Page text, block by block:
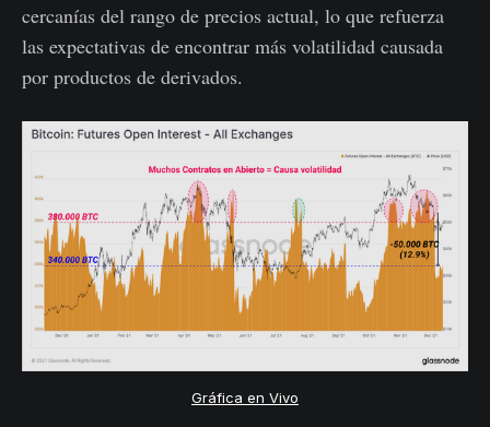
cercanías del rango de precios actual, lo que refuerza
las expectativas de encontrar más volatilidad causada
por productos de derivados.
Gráfica en Vivo